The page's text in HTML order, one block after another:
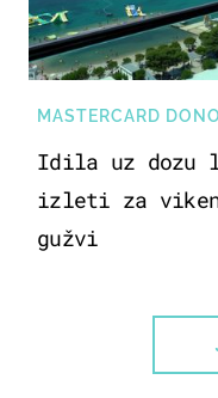
MASTERCARD
Idila uz dozu
izleti za
gužvi